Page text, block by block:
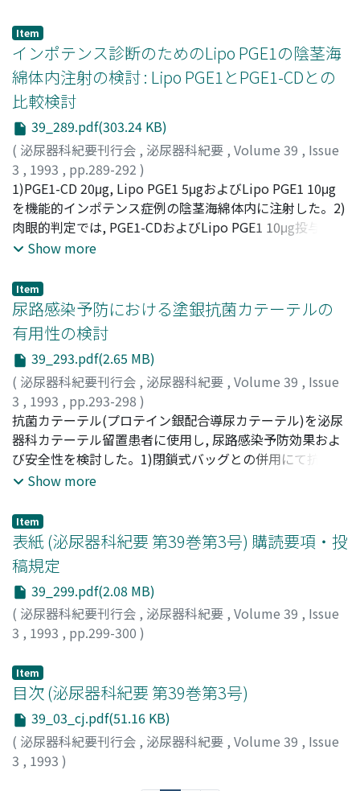
Keiji;
Kawashima, Osamu;Ohashi, Hiromi
以上, 「やや有効」以上の有効率はおのおの92.0%, 100%
であった。2)副作用として2例にimpotenceを認めたが,
その発現時期はいずれも投与後4ヵ月以内であった。一方,
臨床検査においては臨床上問題となる所見はみられなかっ
た。3)総合判定における「有用」以上, 「やや有用」以上
の有用率はおのおの92.0%, 100%であった
Item
インポテンス診断のためのLipo PGE1の陰茎海
綿体内注射の検討 : Lipo PGE1とPGE1-CDとの
比較検討
39_289.pdf(303.24 KB)
( 泌尿器科紀要刊行会 , 泌尿器科紀要 , Volume 39 , Issue
3 , 1993 , pp.289-292 )
矢島, 通孝; 馬場, 克幸;皆川, 信彦;河野, 正二郎;原口, 千春
岩本, 晃明; 長田, 尚夫;Yajima, Michitaka;Baba,
Katsuyuki;Minagawa, Nobuhiko;Kohno, Shoujirou
Haraguchi, Chiharu
1)PGE1-CD 20μg, Lipo PGE1 5μgおよびLipo PGE1 10μg
を機能的インポテンス症例の陰茎海綿体内に注射した。2)
肉眼的判定では, PGE1-CDおよびLipo PGE1 10μg投与群の
全例がgoodであったが, Lipo PGE1 5μg投与群では8例中4
RigiScanによる各測定値および勃起反応持続時間のいずれ
においても3群間で有意差を認めなかった。3)Lipo PGE1
10μgはPGE1-CD 20μgと同等の効果を有していることが示
唆された
Show more
Item
尿路感染予防における塗銀抗菌カテーテルの
有用性の検討
39_293.pdf(2.65 MB)
( 泌尿器科紀要刊行会 , 泌尿器科紀要 , Volume 39 , Issue
3 , 1993 , pp.293-298 )
竹内, 秀雄;飛田, 収一;吉田, 修;上田, 朋宏;Takeuchi,
Hideo;Hida, Shuichi;Yoshida, Osamu;Ueda, Tomohiro
抗菌カテーテル(プロテイン銀配合導尿カテーテル)を泌尿
器科カテーテル留置患者に使用し, 尿路感染予防効果およ
び安全性を検討した。1)閉鎖式バッグとの併用にて抗菌カ
テーテルは尿路感染特に管外性感染の予防効果を発揮する
ギー反応などの副作用は従来の天然ゴムカテーテルと差が
みられなかった
Show more
Item
表紙 (泌尿器科紀要 第39巻第3号) 購読要項・投
稿規定
39_299.pdf(2.08 MB)
( 泌尿器科紀要刊行会 , 泌尿器科紀要 , Volume 39 , Issue
3 , 1993 , pp.299-300 )
Item
目次 (泌尿器科紀要 第39巻第3号)
39_03_cj.pdf(51.16 KB)
( 泌尿器科紀要刊行会 , 泌尿器科紀要 , Volume 39 , Issue
3 , 1993 )